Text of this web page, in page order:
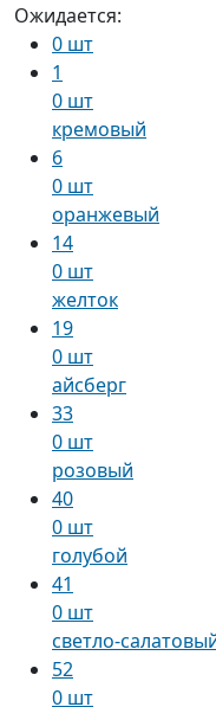
Ожидается:
0 шт
1
0 шт
кремовый
6
0 шт
оранжевый
14
0 шт
желток
19
0 шт
айсберг
33
0 шт
розовый
40
0 шт
голубой
41
0 шт
светло-
52
0 шт